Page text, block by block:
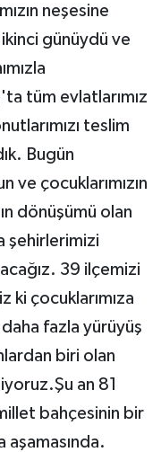
neşesine
günüydü ve
tüm evlatlarımız
teslim
Bugün
ve çocuklarımızın
dönüşümü olan
şehirlerimizi
39 ilçemizi
ki çocuklarımıza
daha fazla yürüyüş
biri olan
an 81
bahçesinin bir
aşamasında.